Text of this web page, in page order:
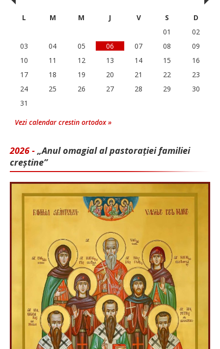
L M M J V S
D
01
02
03
04 05 06 07 08
09
10
11 12 13 14 15
16
17
18 19 20 21 22
23
24
25 26 27 28 29
30
31
Vezi calendar crestin ortodox »
2026 - „Anul omagial al pastorației familiei
creștine”